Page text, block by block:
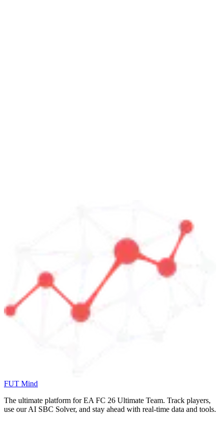
FUT Mind
The ultimate platform for EA FC 26 Ultimate Team. Track players,
use our AI SBC Solver, and stay ahead with real-time data and tools.